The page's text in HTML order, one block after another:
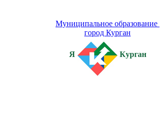
Муниципальное образование
город Курган
Я Курган